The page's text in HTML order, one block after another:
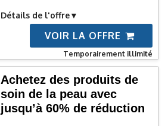
Détails de l'offre
VOIR LA OFFRE
Temporairement illimité
Achetez des produits de
soin de la peau avec
jusqu’à 60% de réduction